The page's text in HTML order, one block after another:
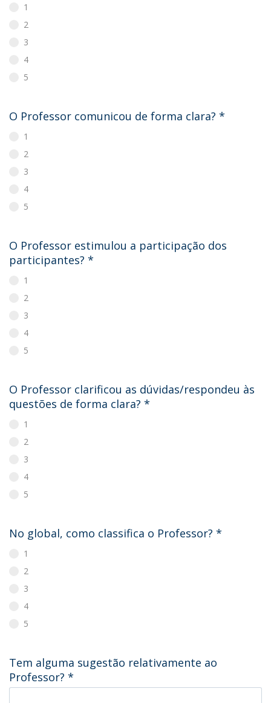
1
2
3
4
5
O Professor comunicou de forma clara? *
1
2
3
4
5
O Professor estimulou a participação dos
participantes? *
1
2
3
4
5
O Professor clarificou as dúvidas/respondeu às
questões de forma clara? *
1
2
3
4
5
No global, como classifica o Professor? *
1
2
3
4
5
Tem alguma sugestão relativamente ao
Professor? *